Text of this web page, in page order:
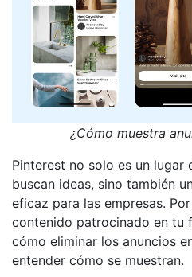
¿Cómo muestra
Pinterest no solo es un lugar
buscan ideas, sino también
eficaz para las empresas.
contenido patrocinado en tu
cómo eliminar los anuncios
entender cómo se muestran.